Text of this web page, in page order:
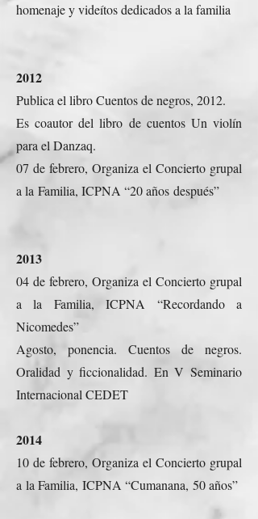
homenaje y videítos dedicados a la familia
2012
Publica el libro Cuentos de negros, 2012.
Es coautor del libro de cuentos Un violín
para el Danzaq.
07 de febrero, Organiza el Concierto grupal
a la Familia, ICPNA “20 años después”
2013
04 de febrero, Organiza el Concierto grupal
a la Familia, ICPNA “Recordando a
Nicomedes”
Agosto, ponencia. Cuentos de negros.
Oralidad y ficcionalidad. En V Seminario
Internacional CEDET
2014
10 de febrero, Organiza el Concierto grupal
a la Familia, ICPNA “Cumanana, 50 años”